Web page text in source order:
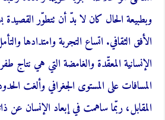
وبطبيعة الحال كان لا بدّ أن تتطوّر القصيدة
الأفق الثقافي. اتساع التجربة وامتدادها
الإنسانية المعقّدة والغامضة التي هي نتاج
المسافات على المستوى الجغرافي وألغت
المقابل، ربّما ساهمت في إبعاد الإنسان عن